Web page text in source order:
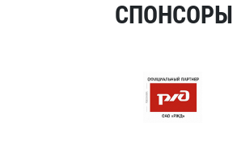
СПОНСОРЫ